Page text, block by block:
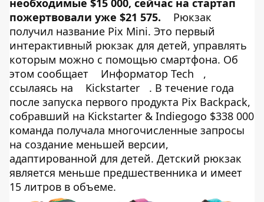
необходимые $15 000, сейчас на стартап
пожертвовали уже $21 575.
Рюкзак
получил название Pix Mini. Это первый
интерактивный рюкзак для детей, управлять
которым можно с помощью смартфона. Об
этом сообщает
Информатор Tech
,
ссылаясь на
Kickstarter
. В течение года
после запуска первого продукта Pix Backpack,
собравший на Kickstarter & Indiegogo $338 000
команда получала многочисленные запросы
на создание меньшей версии,
адаптированной для детей. Детский рюкзак
является меньше предшественника и имеет
15 литров в объеме.